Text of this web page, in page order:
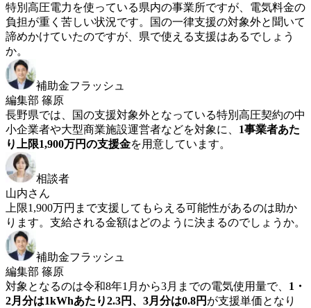
特別高圧電力を使っている県内の事業所ですが、電気料金の
負担が重く苦しい状況です。国の一律支援の対象外と聞いて
諦めかけていたのですが、県で使える支援はあるでしょう
か。
補助金フラッシュ
編集部 篠原
長野県では、国の支援対象外となっている特別高圧契約の中
小企業者や大型商業施設運営者などを対象に、 1事業者あた
り上限1,900万円の支援金を用意しています。
相談者
山内さん
上限1,900万円まで支援してもらえる可能性があるのは助か
ります。支給される金額はどのように決まるのでしょうか。
補助金フラッシュ
編集部 篠原
対象となるのは令和8年1月から3月までの電気使用量で、 1・
2月分は1kWhあたり2.3円、3月分は0.8円 が支援単価となり